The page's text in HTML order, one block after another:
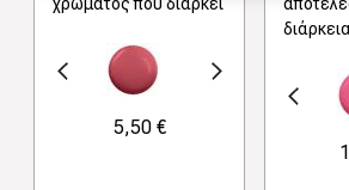
Next
5,50 €
διάρκεια
Προηγούμενο